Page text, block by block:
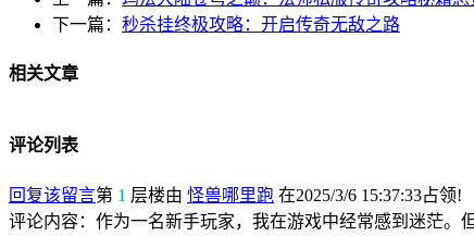
下一篇： 秒杀挂终极攻略：开启传奇无敌之路
相关文章
评论列表
回复该留言第 1 层楼由 怪兽哪里跑 在2025/3/6 15:37:33占领!
评论内容：作为一名新手玩家，我在游戏中经常感到迷茫